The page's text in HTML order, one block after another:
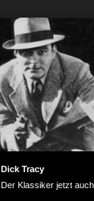
Dick Tracy
Der Klassiker jetzt